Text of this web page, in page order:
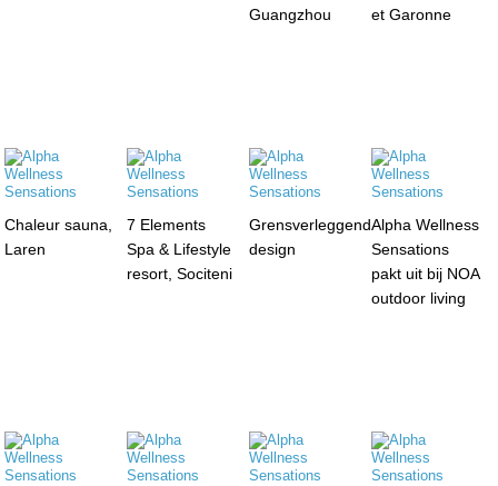
Guangzhou
et Garonne
Chaleur sauna,
Laren
7 Elements
Spa & Lifestyle
resort, Sociteni
Grensverleggend
design
Alpha Wellness
Sensations
pakt uit bij NOA
outdoor living